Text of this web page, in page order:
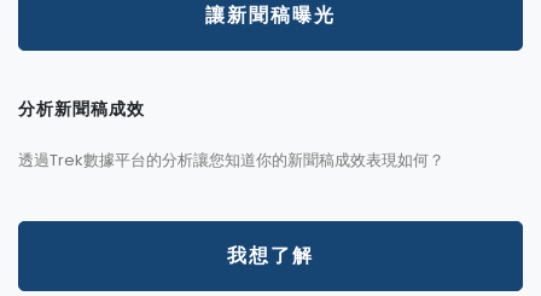
讓新聞稿曝光
分析新聞稿成效
透過Trek數據平台的分析讓您知道你的新聞稿成效表現如何？
我想了解